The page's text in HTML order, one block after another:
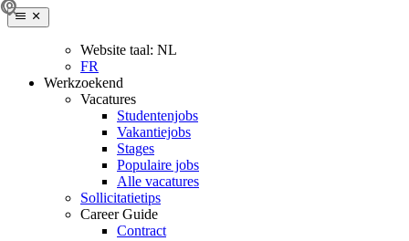
Website taal: NL
FR
Werkzoekend
Vacatures
Studentenjobs
Vakantiejobs
Stages
Populaire jobs
Alle vacatures
Sollicitatietips
Career Guide
Contract